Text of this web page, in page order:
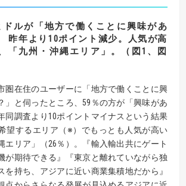
ドルが「地方で働くことに興味があ
昨年より10ポイント減少。人気が高
「九州・沖縄エリア」。（図1、図
圏在住のユーザーに「地方で働くことに興
」と伺ったところ、59％の方が「興味があ
同調査より10ポイントマイナスという結果
望するエリア（※）でもっとも人気が高い
エリア」（26％）。『輸入輸出共にゲート
が期待できる』『東京と離れていながら独
を持ち、アジアに近い商業集積地だから』